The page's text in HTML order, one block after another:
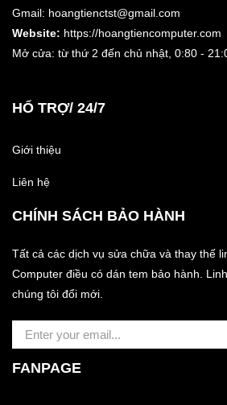
Gmail: hoangtienctst@gmail.com
Website: https://hoangtiencomputer.com
Mở cửa: từ thứ 2 đến chủ nhật, 0:80 -
HỔ TRỢ/ 24/7
Giới thiệu
Liên hệ
CHÍNH SÁCH BẢO HÀNH
Tất cả các dịch vụ sửa chữa và thay thế
Computer điều có dán tem bảo hành.
chúng tôi đổi mới.
FANPAGE